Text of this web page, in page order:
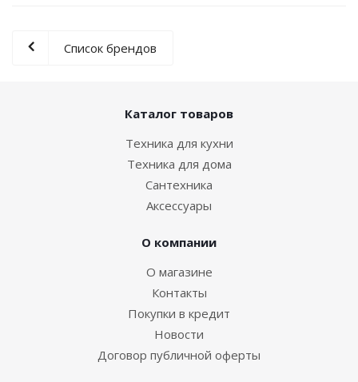
Список брендов
Каталог товаров
Техника для кухни
Техника для дома
Сантехника
Аксессуары
О компании
О магазине
Контакты
Покупки в кредит
Новости
Договор публичной оферты